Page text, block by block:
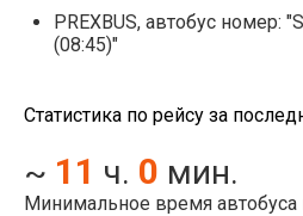
PREXBUS, автобус номер:
(08:45)"
Статистика по рейсу за
~ 11 ч. 0 мин.
Минимальное время автобуса